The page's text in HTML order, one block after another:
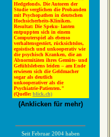
Hedgefonds. Die Autoren der
Studie verglichen die Probanden
mit Psychopathen in deutschen
Hochsicherheits-Kliniken.
Resultat: Die Speku- lanten
entpuppten sich in einem
Computerspiel als ebenso
verhaltensgestört, rücksichtslos,
egoistisch und unkooperativ wie
die psychisch Kranken, die an
Abnormitäten ihres Gemüts- und
Gefühlslebens leiden – am Ende
erwiesen sich die Geldmacher
sogar als deutlich
unkooperativer als die
Psychiatrie-Patienten."
(Quelle: blick.ch)
(Anklicken für mehr)
Seit Februar 2004 haben